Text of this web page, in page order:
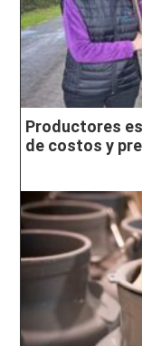
Productores
de costos y